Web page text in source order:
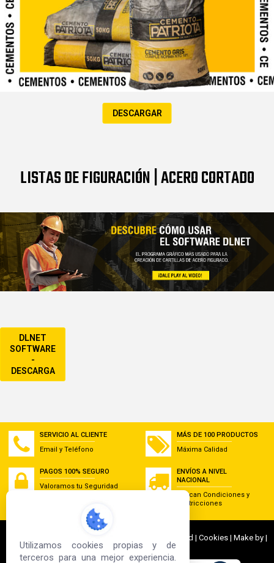
Utilizamos cookies propias y de
terceros para una mejor experiencia.
DESCARGAR
LISTAS DE FIGURACIÓN | ACERO CORTADO
DLNET
SOFTWARE
-
DESCARGA
SERVICIO AL CLIENTE
Email y Teléfono
MÁS DE 100 PRODUCTOS
Máxima Calidad
PAGOS 100% SEGURO
Valoramos tu Seguridad
ENVÍOS A NIVEL
NACIONAL
Aplican Condiciones y
Restricciones
© 2022 G&J Empresas de Acero. All Rights Reserved | Cookies | Make by |
Sd3